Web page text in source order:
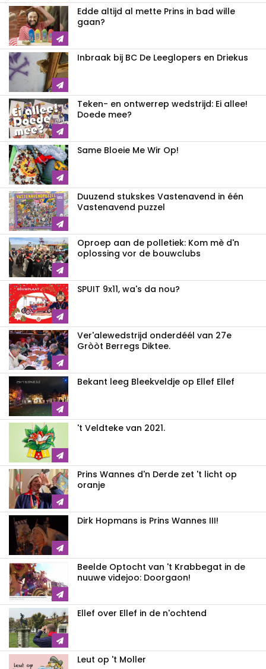
Edde altijd al mette Prins in bad wille
gaan?
Inbraak bij BC De Leeglopers en Driekus
Teken- en ontwerrep wedstrijd: Ei allee!
Doede mee?
Same Bloeie Me Wir Op!
Duuzend stukskes Vastenavend in één
Vastenavend puzzel
Oproep aan de polletiek: Kom mè d'n
oplossing vor de bouwclubs
SPUIT 9x11, wa's da nou?
Ver'alewedstrijd onderdéél van 27e
Gròòt Berregs Diktee.
Bekant leeg Bleekveldje op Ellef Ellef
't Veldteke van 2021.
Prins Wannes d'n Derde zet 't licht op
oranje
Dirk Hopmans is Prins Wannes III!
Beelde Optocht van 't Krabbegat in de
nuuwe videjoo: Doorgaon!
Ellef over Ellef in de n'ochtend
Leut op 't Moller